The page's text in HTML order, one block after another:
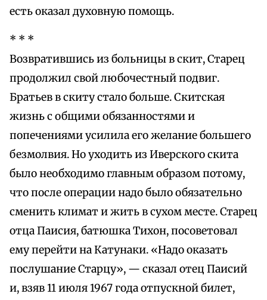
есть оказал духовную помощь.
* * *
Возвратившись из больницы в скит, Старец
продолжил свой любочестный подвиг.
Братьев в скиту стало больше. Скитская
жизнь с общими обязанностями и
попечениями усилила его желание большего
безмолвия. Но уходить из Иверского скита
было необходимо главным образом потому,
что после операции надо было обязательно
сменить климат и жить в сухом месте. Старец
отца Паисия, батюшка Тихон, посоветовал
ему перейти на Катунаки. «Надо оказать
послушание Старцу», — сказал отец Паисий
и, взяв 11 июля 1967 года отпускной билет,